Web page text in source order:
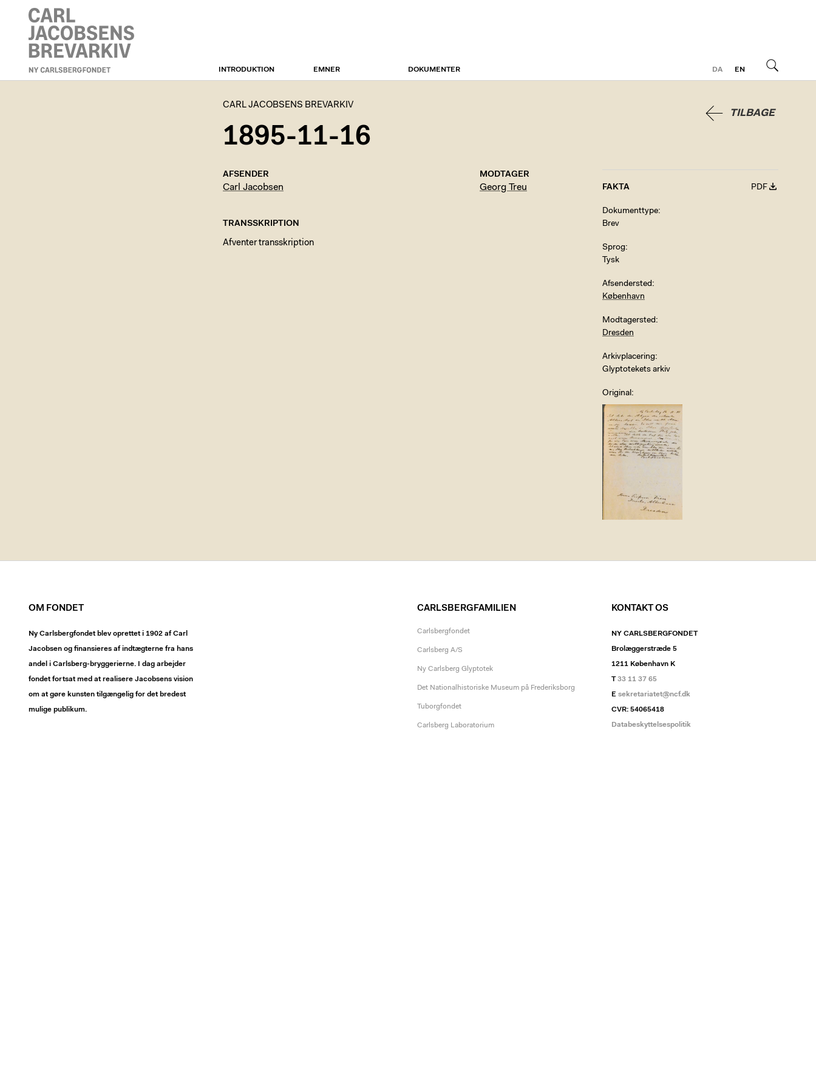
CARL JACOBSENS
DA
EN
INTRODUKTION EMNER DOKUMENTER
TILBAGE
CARL JACOBSENS BREVARKIV
1895-11-16
AFSENDER
Carl Jacobsen
MODTAGER
Georg Treu
TRANSSKRIPTION
Afventer transskription
FAKTA PDF
Dokumenttype
Brev
Sprog
Tysk
Afsendersted
København
Modtagersted
Dresden
Arkivplacering
Glyptotekets arkiv
Original
OM FONDET
Ny Carlsbergfondet blev oprettet i 1902 af Carl
Jacobsen og finansieres af indtægterne fra hans
andel i Carlsberg-bryggerierne. I dag arbejder
fondet fortsat med at realisere Jacobsens vision
om at gøre kunsten tilgængelig for det bredest
mulige publikum.
CARLSBERGFAMILIEN
Carlsbergfondet
Carlsberg A/S
Ny Carlsberg Glyptotek
Det Nationalhistoriske Museum på Frederiksborg
Tuborgfondet
Carlsberg Laboratorium
KONTAKT OS
NY CARLSBERGFONDET
Brolæggerstræde 5
1211 København K
T33 11 37 65
E sekretariatet@ncf.dk
CVR: 54065418
Databeskyttelsespolitik